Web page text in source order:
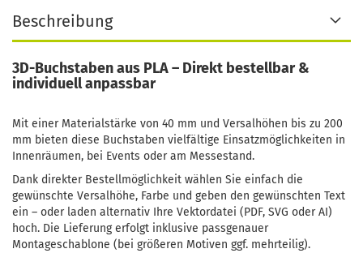
Beschreibung
3D-Buchstaben aus PLA – Direkt bestellbar &
individuell anpassbar
Mit einer Materialstärke von 40 mm und Versalhöhen bis zu 200
mm bieten diese Buchstaben vielfältige Einsatzmöglichkeiten in
Innenräumen, bei Events oder am Messestand.
Dank direkter Bestellmöglichkeit wählen Sie einfach die
gewünschte Versalhöhe, Farbe und geben den gewünschten Text
ein – oder laden alternativ Ihre Vektordatei (PDF, SVG oder AI)
hoch. Die Lieferung erfolgt inklusive passgenauer
Montageschablone (bei größeren Motiven ggf. mehrteilig).